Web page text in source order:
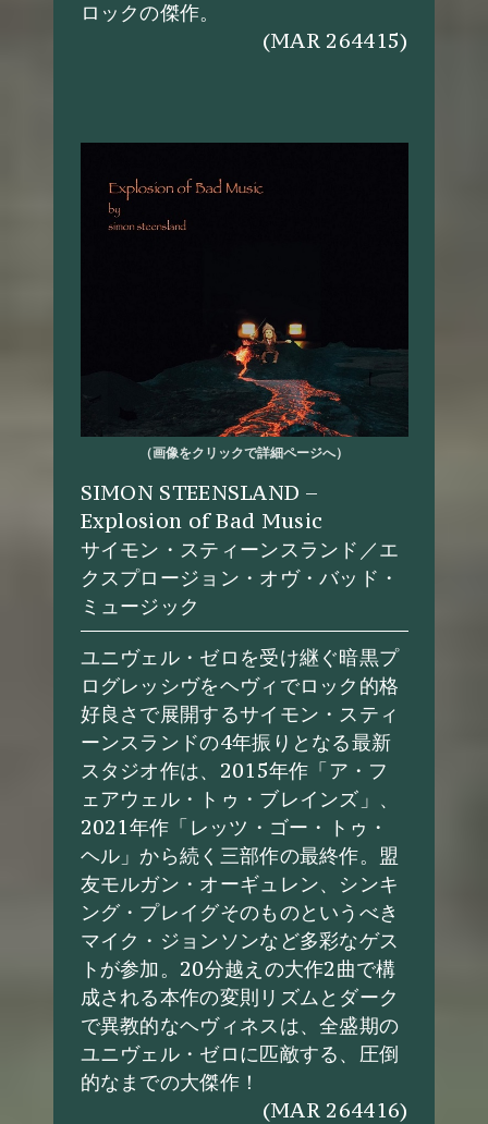
ロックの傑作。
(MAR 264415)
（画像をクリックで詳細ページへ）
SIMON STEENSLAND –
Explosion of Bad Music
サイモン・スティーンスランド／エ
クスプロージョン・オヴ・バッド・
ミュージック
ユニヴェル・ゼロを受け継ぐ暗黒プ
ログレッシヴをヘヴィでロック的格
好良さで展開するサイモン・スティ
ーンスランドの4年振りとなる最新
スタジオ作は、2015年作「ア・フ
ェアウェル・トゥ・ブレインズ」、
2021年作「レッツ・ゴー・トゥ・
ヘル」から続く三部作の最終作。盟
友モルガン・オーギュレン、シンキ
ング・プレイグそのものというべき
マイク・ジョンソンなど多彩なゲス
トが参加。20分越えの大作2曲で構
成される本作の変則リズムとダーク
で異教的なヘヴィネスは、全盛期の
ユニヴェル・ゼロに匹敵する、圧倒
的なまでの大傑作！
(MAR 264416)